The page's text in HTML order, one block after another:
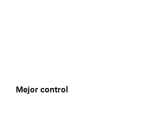
Mejor control